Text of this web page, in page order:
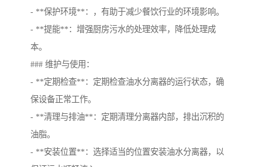
- **保护环境**：，有助于减少餐饮行业的环境影响。
- **提能**：增强厨房污水的处理效率，降低处理成
本。
### 维护与使用：
- **定期检查**：定期检查油水分离器的运行状态，确
保设备正常工作。
- **清理与排油**：定期清理分离器内部，排出沉积的
油脂。
- **安装位置**：选择适当的位置安装油水分离器，以